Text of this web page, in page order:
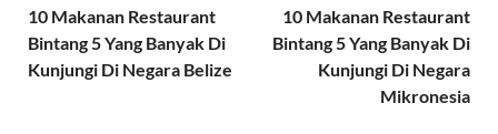
10 Makanan Restaurant
Bintang 5 Yang Banyak Di
Kunjungi Di Negara Belize
10 Makanan Restaurant
Bintang 5 Yang Banyak Di
Kunjungi Di Negara
Mikronesia